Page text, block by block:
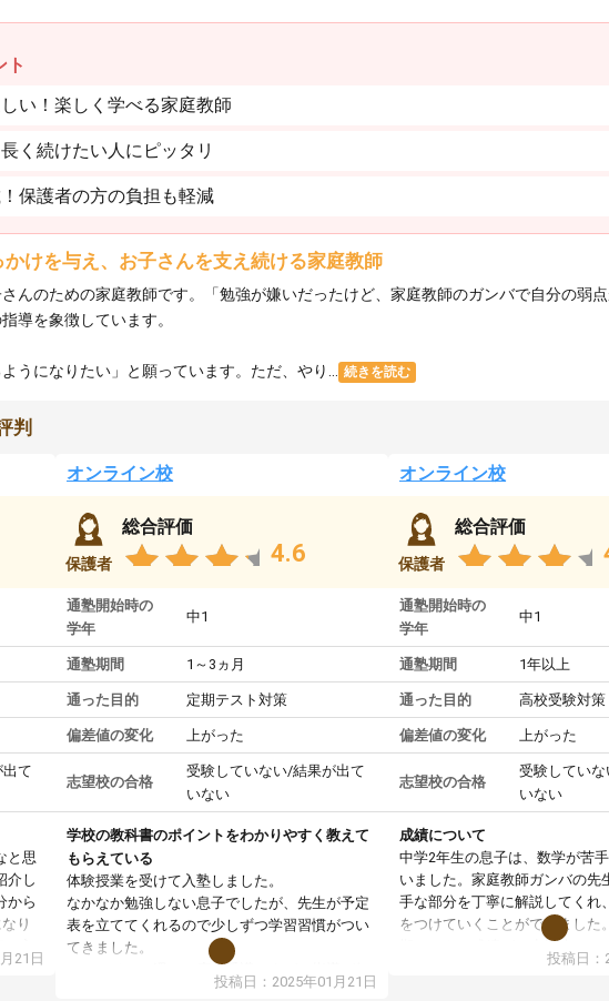
ト
い！楽しく学べる家庭教師
く続けたい人にピッタリ
保護者の方の負担も軽減
けを与え、お子さんを支え続ける家庭教師
んのための家庭教師です。「勉強が嫌いだったけど、家庭教師のガンバで自分の弱
導を象徴しています。
うになりたい」と願っています。ただ、やり... 続きを読む
判
て
と思
介し
から
り
入
21日
オンライン校
保護者
総合評価
4.6
通塾開始時の
学年
中1
通塾期間 1～3ヵ月
通った目的 定期テスト対策
偏差値の変化 上がった
志望校の合格
受験していない/結果が出て
いない
学校の教科書のポイントをわかりやすく教えて
もらえている
体験授業を受けて入塾しました。
なかなか勉強しない息子でしたが、先生が予定
表を立ててくれるので少しずつ学習習慣がつい
てきました。
オンラインで週に一度の受講ですが、指導が無
い日も予定表に基づいて勉強したり、LINEでわ
投稿日：2025年01月21日
オンライン校
保護者
総合評価
通塾開始時の
学年
中1
通塾期間 1年以上
通った目的 高校受験対策
偏差値の変化 上がった
志望校の合格
受験してい
いない
成績について
中学2年生の息子は、数学が苦
いました。家庭教師ガンバの先
手な部分を丁寧に解説してくれ
をつけていくことができました
期テストの成績が10点以上アッ
投稿日：